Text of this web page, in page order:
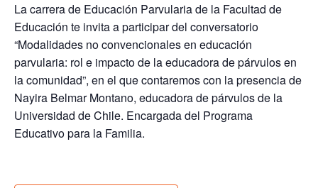
La carrera de Educación Parvularia de la Facultad de
Educación te invita a participar del conversatorio
“Modalidades no convencionales en educación
parvularia: rol e impacto de la educadora de párvulos en
la comunidad”, en el que contaremos con la presencia de
Nayira Belmar Montano, educadora de párvulos de la
Universidad de Chile. Encargada del Programa
Educativo para la Familia.